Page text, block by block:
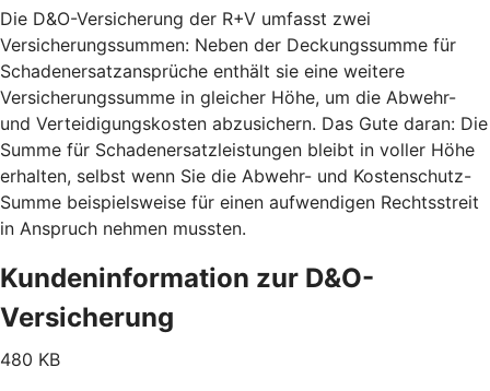
Die D&O-Versicherung der R+V umfasst zwei
Versicherungssummen: Neben der Deckungssumme für
Schadenersatzansprüche enthält sie eine weitere
Versicherungssumme in gleicher Höhe, um die Abwehr-
und Verteidigungskosten abzusichern. Das Gute daran: Die
Summe für Schadenersatzleistungen bleibt in voller Höhe
erhalten, selbst wenn Sie die Abwehr- und Kostenschutz-
Summe beispielsweise für einen aufwendigen Rechtsstreit
in Anspruch nehmen mussten.
Kundeninformation zur D&O-
Versicherung
480 KB